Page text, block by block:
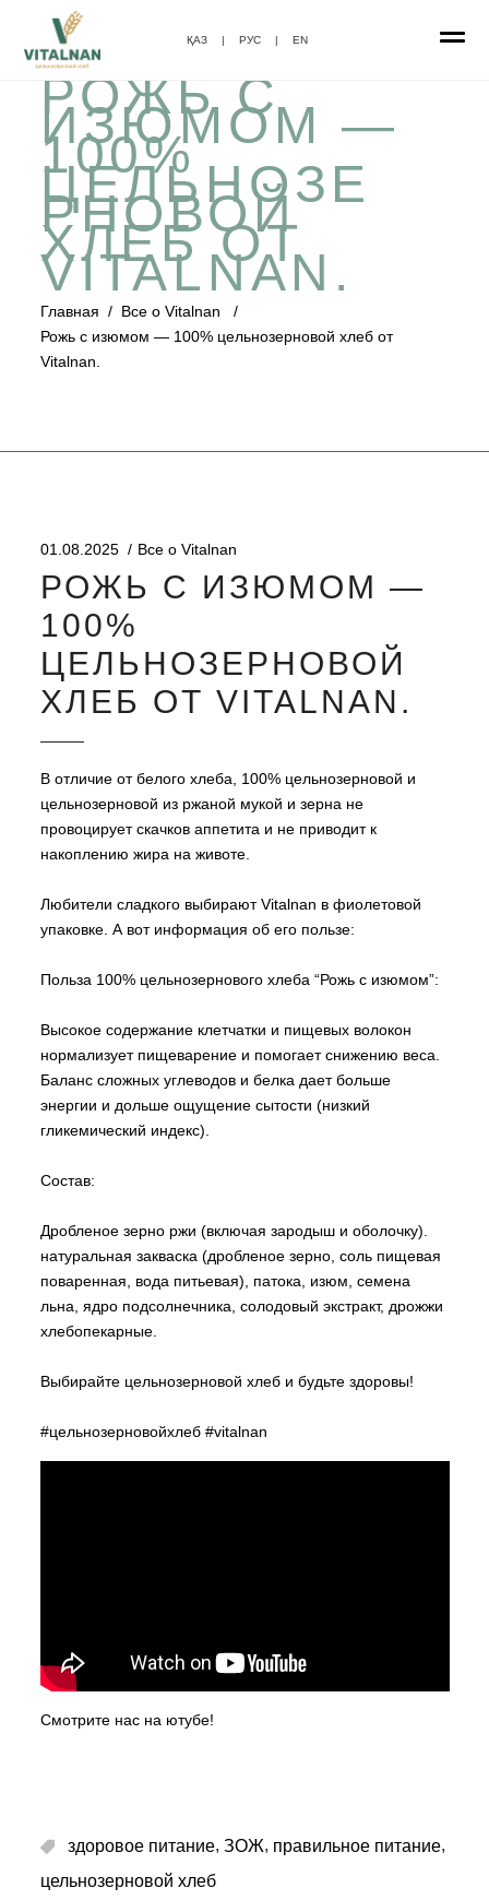
ҚАЗ | РУС | EN
РОЖЬ С
ИЗЮМОМ —
100%
ЦЕЛЬНОЗЕ
РНОВОЙ
ХЛЕБ ОТ
VITALNAN.
Главная / Все о Vitalnan
/
Рожь с изюмом — 100% цельнозерновой хлеб от
Vitalnan.
01.08.2025 Все о Vitalnan
РОЖЬ С ИЗЮМОМ —
100%
ЦЕЛЬНОЗЕРНОВОЙ
ХЛЕБ ОТ VITALNAN.
В отличие от белого хлеба, 100% цельнозерновой и
цельнозерновой из ржаной мукой и зерна не
провоцирует скачков аппетита и не приводит к
накоплению жира на животе.
Любители сладкого выбирают Vitalnan в фиолетовой
упаковке. А вот информация об его пользе:
Польза 100% цельнозернового хлеба “Рожь с изюмом”:
Высокое содержание клетчатки и пищевых волокон
нормализует пищеварение и помогает снижению веса.
Баланс сложных углеводов и белка дает больше
энергии и дольше ощущение сытости (низкий
гликемический индекс).
Состав:
Дробленое зерно ржи (включая зародыш и оболочку).
натуральная закваска (дробленое зерно, соль пищевая
поваренная, вода питьевая), патока, изюм, семена
льна, ядро подсолнечника, солодовый экстракт, дрожжи
хлебопекарные.
Выбирайте цельнозерновой хлеб и будьте здоровы!
#цельнозерновойхлеб #vitalnan
Смотрите нас на ютубе!
здоровое питание, ЗОЖ, правильное питание,
цельнозерновой хлеб